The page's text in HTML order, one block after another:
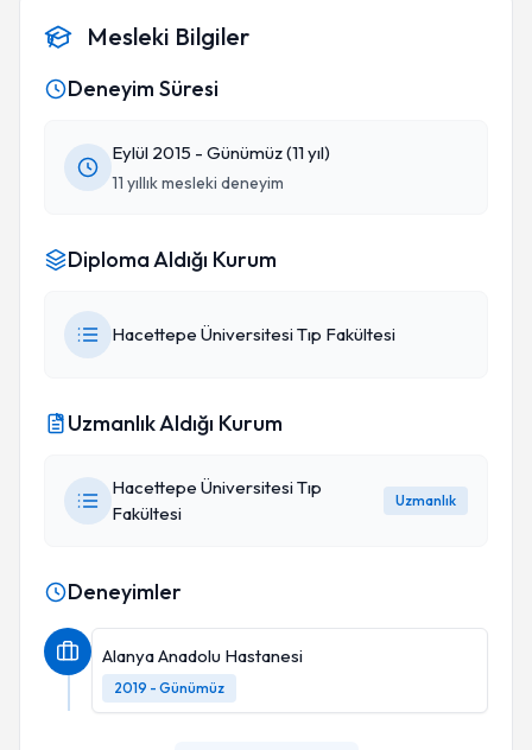
Mesleki Bilgiler
Deneyim Süresi
Eylül 2015 - Günümüz (11 yıl)
11 yıllık mesleki deneyim
Diploma Aldığı Kurum
Hacettepe Üniversitesi Tıp Fakültesi
Uzmanlık Aldığı Kurum
Hacettepe Üniversitesi Tıp
Fakültesi
Uzmanlık
Deneyimler
Alanya Anadolu Hastanesi
2019 - Günümüz